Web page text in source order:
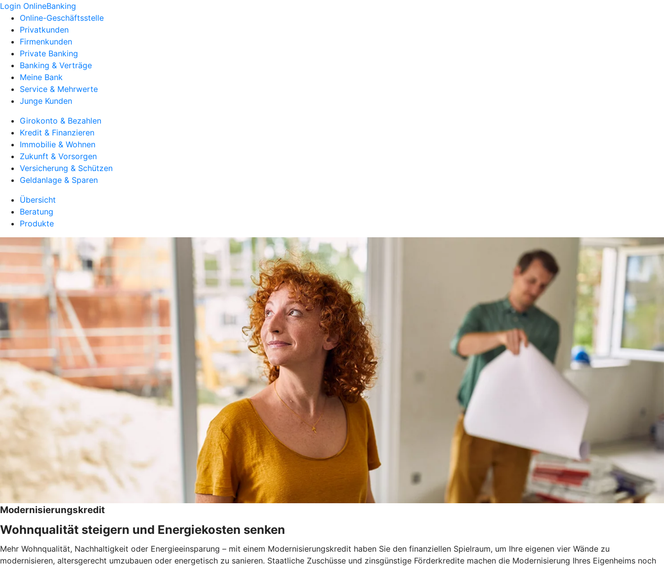
Login OnlineBanking
Online-Geschäftsstelle
Privatkunden
Firmenkunden
Private Banking
Banking & Verträge
Meine Bank
Service & Mehrwerte
Junge Kunden
Girokonto & Bezahlen
Kredit & Finanzieren
Immobilie & Wohnen
Zukunft & Vorsorgen
Versicherung & Schützen
Geldanlage & Sparen
Übersicht
Beratung
Produkte
Modernisierungskredit
Wohnqualität steigern und Energiekosten senken
Mehr Wohnqualität, Nachhaltigkeit oder Energieeinsparung – mit einem Modernisierungskredit haben Sie den finanziellen Spielraum, um Ihre eigenen vier Wände zu
modernisieren, altersgerecht umzubauen oder energetisch zu sanieren. Staatliche Zuschüsse und zinsgünstige Förderkredite machen die Modernisierung Ihres Eigenheims noch